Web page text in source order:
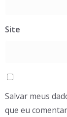
Site
Salvar meus
que eu